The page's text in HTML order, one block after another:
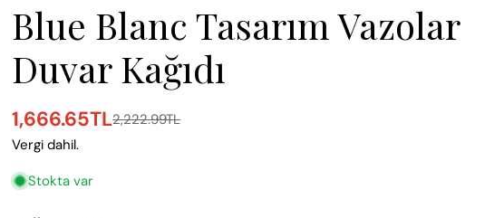
Blue Blanc Tasarım Vazolar
Duvar Kağıdı
Satış
ücreti
1,666.65TL
Normal
fiyat
2,222.99TL
Vergi dahil.
Stokta var